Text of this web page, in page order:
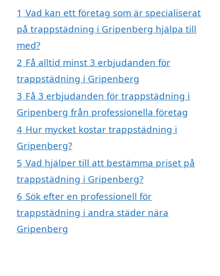
1 Vad kan ett företag som är specialiserat
på trappstädning i Gripenberg hjälpa till
med?
2 Få alltid minst 3 erbjudanden för
trappstädning i Gripenberg
3 Få 3 erbjudanden för trappstädning i
Gripenberg från professionella företag
4 Hur mycket kostar trappstädning i
Gripenberg?
5 Vad hjälper till att bestämma priset på
trappstädning i Gripenberg?
6 Sök efter en professionell för
trappstädning i andra städer nära
Gripenberg